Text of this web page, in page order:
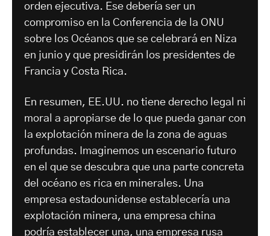
orden ejecutiva. Ese debería ser un
compromiso en la Conferencia de la ONU
sobre los Océanos que se celebrará en Niza
en junio y que presidirán los presidentes de
Francia y Costa Rica.
En resumen, EE.UU. no tiene derecho legal ni
moral a apropiarse de lo que pueda ganar con
la explotación minera de la zona de aguas
profundas. Imaginemos un escenario futuro
en el que se descubra que una parte concreta
del océano es rica en minerales. Una
empresa estadounidense establecería una
explotación minera, una empresa china
podría establecer una, una empresa rusa